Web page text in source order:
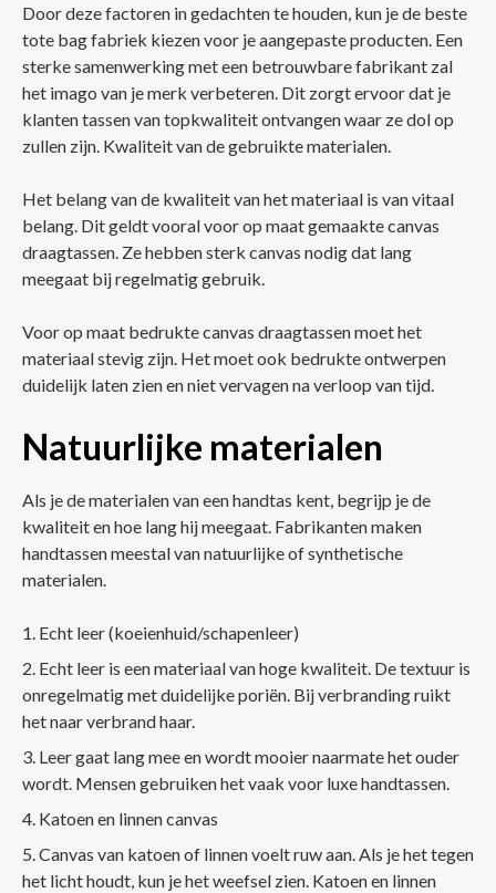
Door deze factoren in gedachten te houden, kun je de beste
tote bag fabriek kiezen voor je aangepaste producten. Een
sterke samenwerking met een betrouwbare fabrikant zal
het imago van je merk verbeteren. Dit zorgt ervoor dat je
klanten tassen van topkwaliteit ontvangen waar ze dol op
zullen zijn. Kwaliteit van de gebruikte materialen.
Het belang van de kwaliteit van het materiaal is van vitaal
belang. Dit geldt vooral voor op maat gemaakte canvas
draagtassen. Ze hebben sterk canvas nodig dat lang
meegaat bij regelmatig gebruik.
Voor op maat bedrukte canvas draagtassen moet het
materiaal stevig zijn. Het moet ook bedrukte ontwerpen
duidelijk laten zien en niet vervagen na verloop van tijd.
Natuurlijke materialen
Als je de materialen van een handtas kent, begrijp je de
kwaliteit en hoe lang hij meegaat. Fabrikanten maken
handtassen meestal van natuurlijke of synthetische
materialen.
Echt leer (koeienhuid/schapenleer)
Echt leer is een materiaal van hoge kwaliteit. De textuur is
onregelmatig met duidelijke poriën. Bij verbranding ruikt
het naar verbrand haar.
Leer gaat lang mee en wordt mooier naarmate het ouder
wordt. Mensen gebruiken het vaak voor luxe handtassen.
Katoen en linnen canvas
Canvas van katoen of linnen voelt ruw aan. Als je het tegen
het licht houdt, kun je het weefsel zien. Katoen en linnen